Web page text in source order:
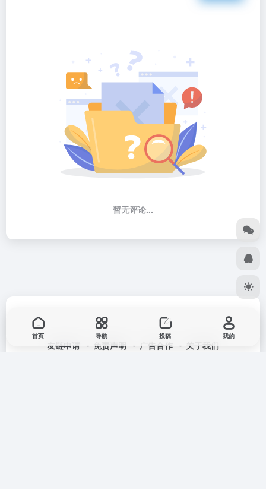
暂无评论...
友链申请 免责声明 广告合作 关于我们
首页 导航 投稿 我的